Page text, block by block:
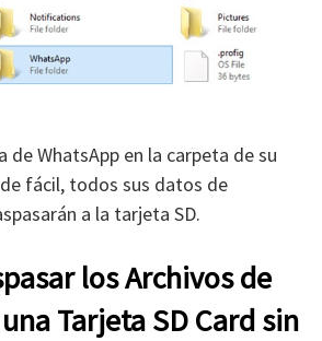
de WhatsApp en la carpeta de su
fácil, todos sus datos de
a la tarjeta SD.
los Archivos de
Tarjeta SD Card sin